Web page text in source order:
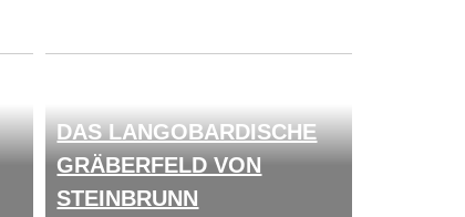
DAS LANGOBARDISCHE
GRÄBERFELD VON
STEINBRUNN